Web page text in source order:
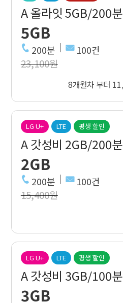
A 올라잇 5GB/200분
5GB
200분 100건
23,100원
8개월차 부터
LG U+ LTE 평생 할인
A 갓성비 2GB/200분
2GB
200분 100건
15,400원
LG U+ LTE 평생 할인
A 갓성비 3GB/100분
3GB